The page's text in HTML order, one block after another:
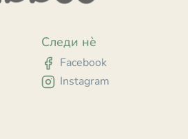
Следи нè
Facebook
Instagram